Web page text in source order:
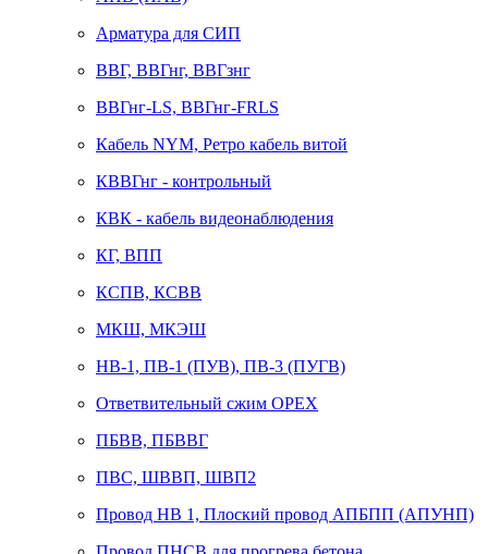
Арматура для СИП
ВВГ, ВВГнг, ВВГзнг
ВВГнг-LS, ВВГнг-FRLS
Кабель NYM, Ретро кабель витой
КВВГнг - контрольный
КВК - кабель видеонаблюдения
КГ, ВПП
КСПВ, КСВВ
МКШ, МКЭШ
НВ-1, ПВ-1 (ПУВ), ПВ-3 (ПУГВ)
Ответвительный сжим ОРЕХ
ПБВВ, ПБВВГ
ПВС, ШВВП, ШВП2
Провод НВ 1, Плоский провод АПБПП (АПУНП)